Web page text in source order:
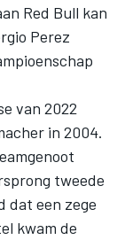
Red Bull kan
Perez
van 2022
in 2004.
tweede
dat een zege
kwam de